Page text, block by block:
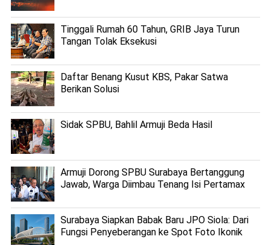
Tinggali Rumah 60 Tahun, GRIB Jaya Turun
Tangan Tolak Eksekusi
Daftar Benang Kusut KBS, Pakar Satwa
Berikan Solusi
Sidak SPBU, Bahlil Armuji Beda Hasil
Armuji Dorong SPBU Surabaya Bertanggung
Jawab, Warga Diimbau Tenang Isi Pertamax
Surabaya Siapkan Babak Baru JPO Siola: Dari
Fungsi Penyeberangan ke Spot Foto Ikonik